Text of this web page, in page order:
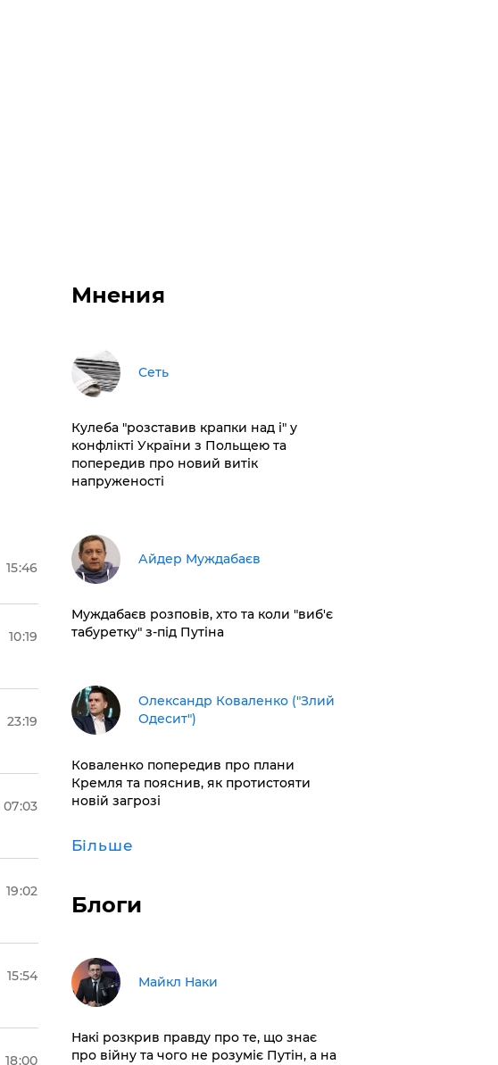
15:46
10:19
23:19
07:03
19:02
15:54
18:00
Мнения
Сеть
Кулеба "розставив крапки над і" у
конфлікті України з Польщею та
попередив про новий витік
напруженості
Айдер Муждабаєв
Муждабаєв розповів, хто та коли "виб'є
табуретку" з-під Путіна
Олександр Коваленко ("Злий
Одесит")
Коваленко попередив про плани
Кремля та пояснив, як протистояти
новій загрозі
Більше
Блоги
Майкл Наки
Накі розкрив правду про те, що знає
про війну та чого не розуміє Путін, а на